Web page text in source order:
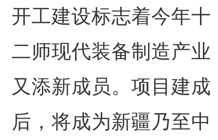
开工建设标志着今年十
二师现代装备制造产业
又添新成员。项目建成
后，将成为新疆乃至中